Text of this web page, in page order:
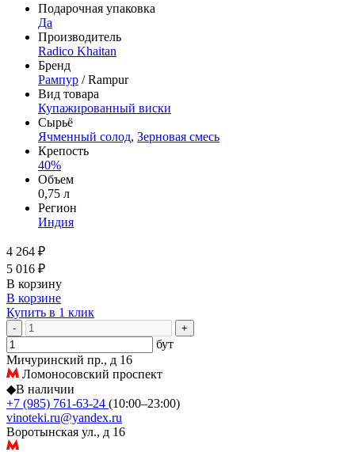
Подарочная упаковка
Да
Производитель
Radico Khaitan
Бренд
Рампур / Rampur
Вид товара
Купажированный виски
Сырьё
Ячменный солод, Зерновая смесь
Крепость
40%
Объем
0,75 л
Регион
Индия
4 264 ₽
5 016 ₽
В корзину
В корзине
Купить в 1 клик
- +
бут
Мичуринский пр., д 16
Ломоносовский проспект
◆В наличии
+7 (985) 761-63-24 (10:00–23:00)
vinoteki.ru@yandex.ru
Воротынская ул., д 16